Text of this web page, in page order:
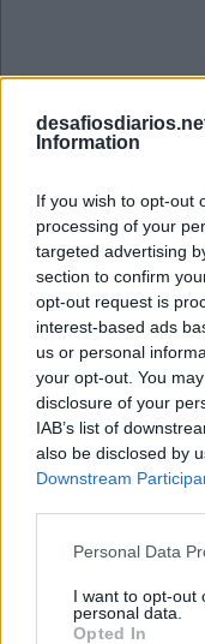
Information
If you wish to opt-out
processing of your
targeted advertising
section to confirm
opt-out request is
interest-based ads
us or personal
your opt-out. You
disclosure of your
IAB’s list of
also be disclosed by
Downstream
Personal Data
I want to opt-out
personal data.
Opted In